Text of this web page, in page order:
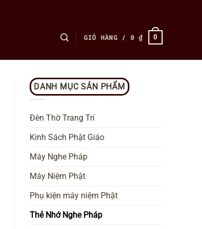
GIỎ HÀNG / 0₫ 0
DANH MỤC SẢN PHẨM
Đèn Thờ Trang Trí
Kinh Sách Phật Giáo
Máy Nghe Pháp
Máy Niệm Phật
Phụ kiện máy niệm Phật
Thẻ Nhớ Nghe Pháp